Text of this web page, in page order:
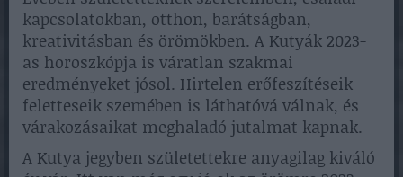
kapcsolatokban, otthon, barátságban,
kreativitásban és örömökben. A Kutyák 2023-
as horoszkópja is váratlan szakmai
eredményeket jósol. Hirtelen erőfeszítéseik
feletteseik szemében is láthatóvá válnak, és
várakozásaikat meghaladó jutalmat kapnak.
A Kutya jegyben születettekre anyagilag kiváló